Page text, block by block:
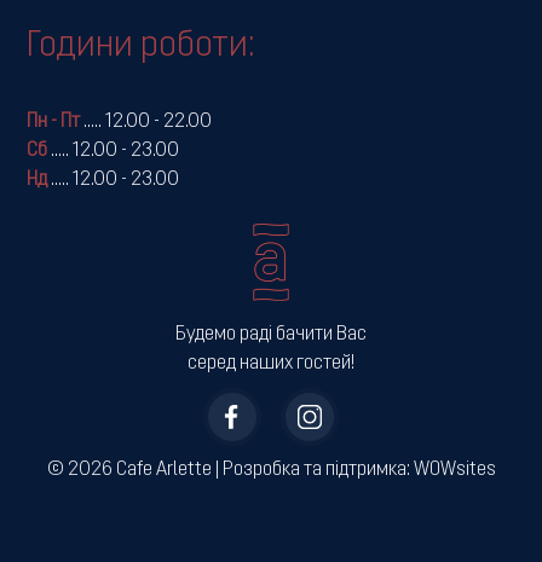
Будемо раді бачити Вас
серед наших гостей!
Години роботи:
Пн - Пт..... 12.00 - 22.00
Сб ..... 12.00 - 23.00
Нд..... 12.00 - 23.00
© 2026 Cafe Arlette | ­Розробка та підтримка: WOWsites